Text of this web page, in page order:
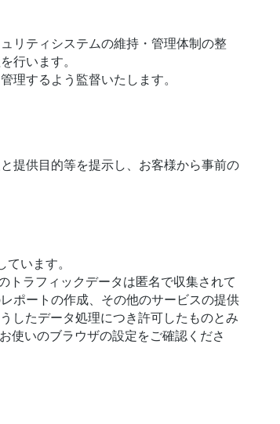
リティシステムの維持・管理体制の整
行います。
理するよう監督いたします。
提供目的等を提示し、お客様から事前の
います。
トラフィックデータは匿名で収集されて
ポートの作成、その他のサービスの提供
したデータ処理につき許可したものとみ
使いのブラウザの設定をご確認くださ